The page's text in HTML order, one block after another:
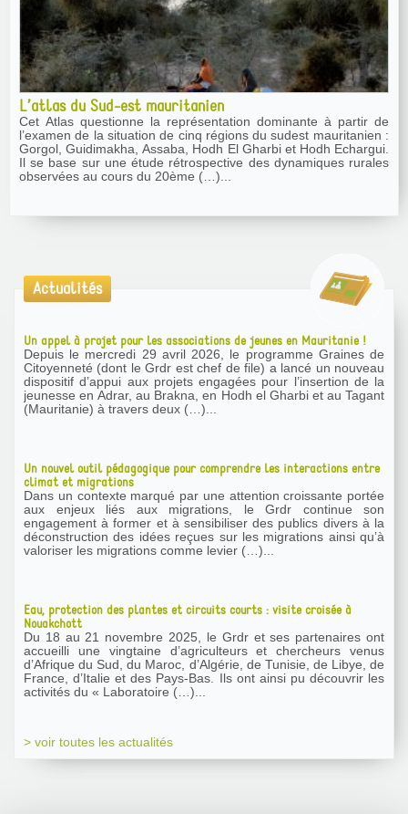
L’atlas du Sud-est mauritanien
Cet Atlas questionne la représentation dominante à partir de
l’examen de la situation de cinq régions du sudest mauritanien :
Gorgol, Guidimakha, Assaba, Hodh El Gharbi et Hodh Echargui.
Il se base sur une étude rétrospective des dynamiques rurales
observées au cours du 20ème (…)...
Actualités
Un appel à projet pour les associations de jeunes en Mauritanie !
Depuis le mercredi 29 avril 2026, le programme Graines de
Citoyenneté (dont le Grdr est chef de file) a lancé un nouveau
dispositif d’appui aux projets engagées pour l’insertion de la
jeunesse en Adrar, au Brakna, en Hodh el Gharbi et au Tagant
(Mauritanie) à travers deux (…)...
Un nouvel outil pédagogique pour comprendre les interactions entre
climat et migrations
Dans un contexte marqué par une attention croissante portée
aux enjeux liés aux migrations, le Grdr continue son
engagement à former et à sensibiliser des publics divers à la
déconstruction des idées reçues sur les migrations ainsi qu’à
valoriser les migrations comme levier (…)...
Eau, protection des plantes et circuits courts : visite croisée à
Nouakchott
Du 18 au 21 novembre 2025, le Grdr et ses partenaires ont
accueilli une vingtaine d’agriculteurs et chercheurs venus
d’Afrique du Sud, du Maroc, d’Algérie, de Tunisie, de Libye, de
France, d’Italie et des Pays-Bas. Ils ont ainsi pu découvrir les
activités du « Laboratoire (…)...
> voir toutes les actualités